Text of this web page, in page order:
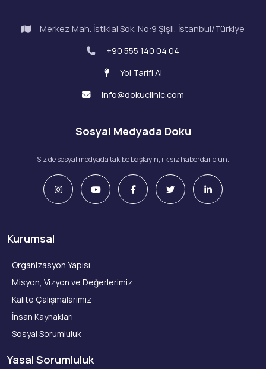
Merkez Mah. İstiklal Sok. No:9 Şişli, İstanbul/Türkiye
+90 555 140 04 04
Yol Tarifi Al
info@dokuclinic.com
Sosyal Medyada Doku
Siz de sosyal medyada takibe başlayın, ilk siz haberdar olun.
Kurumsal
Organizasyon Yapısı
Misyon, Vizyon ve Değerlerimiz
Kalite Çalışmalarımız
İnsan Kaynakları
Sosyal Sorumluluk
Yasal Sorumluluk